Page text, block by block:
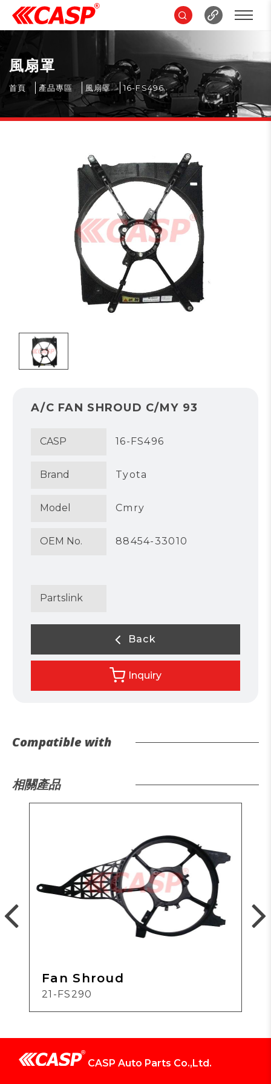
風扇罩
首頁 產品專區 風扇罩 16-FS496
A/C FAN SHROUD C/MY 93
CASP 16-FS496
Brand Tyota
Model Cmry
OEM No. 88454-33010
Partslink
Back
Inquiry
Compatible with
相關產品
Fan Shroud
21-FS290
CASP Auto Parts Co.,Ltd.